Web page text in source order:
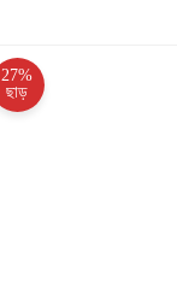
27%
ছাড়